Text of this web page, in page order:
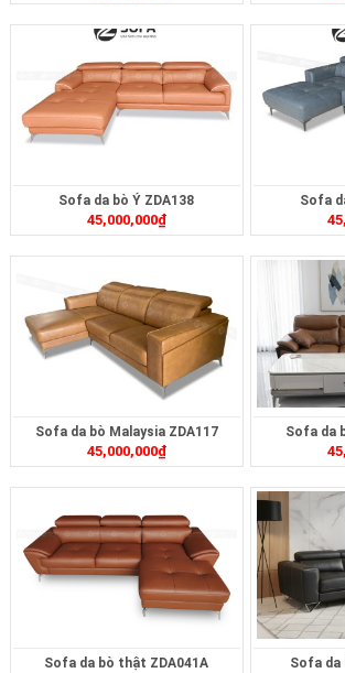
Sofa da bò Ý ZDA138
45,000,000₫
Sofa
Sofa da bò Malaysia ZDA117
45,000,000₫
Sofa da
Sofa da bò thật ZDA041A Sofa da